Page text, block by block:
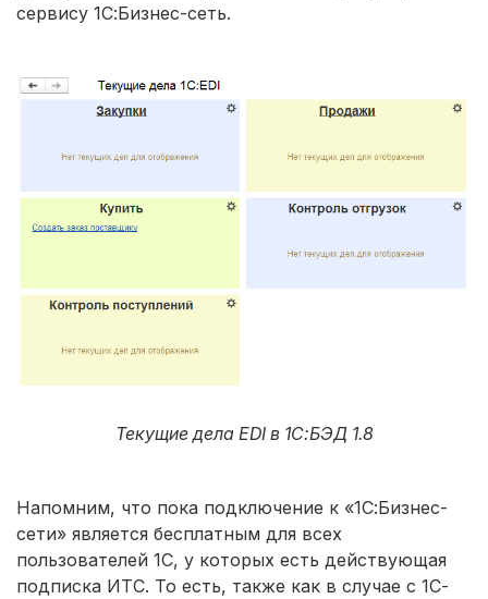
сервису 1С:Бизнес-сеть.
Текущие дела EDI в 1С:БЭД 1.8
Напомним, что пока подключение к «1С:Бизнес-
сети» является бесплатным для всех
пользователей 1С, у которых есть действующая
подписка ИТС. То есть, также как в случае с 1С-